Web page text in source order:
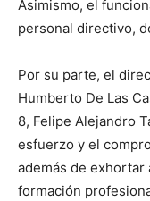
Asimismo, el
personal directivo,
Por su parte, el
Humberto De Las
8, Felipe Alejandro
esfuerzo y el
además de exhortar
formación